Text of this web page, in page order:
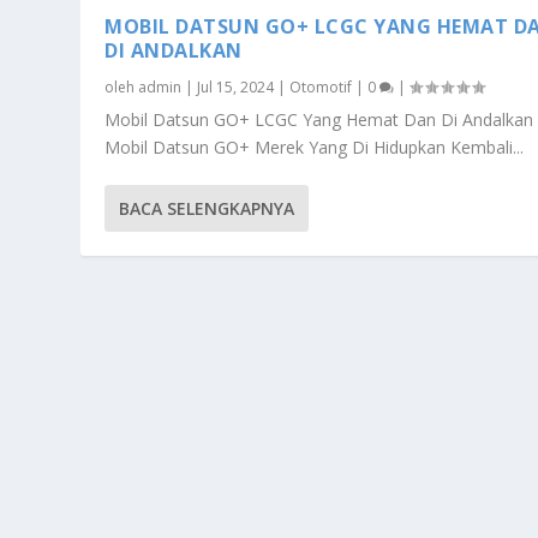
MOBIL DATSUN GO+ LCGC YANG HEMAT
DI ANDALKAN
oleh admin | Jul 15, 2024| Otomotif | 0 |
Mobil Datsun GO+ LCGC Yang Hemat Dan Di Andalkan
Mobil Datsun GO+ Merek Yang Di Hidupkan Kembali...
BACA SELENGKAPNYA